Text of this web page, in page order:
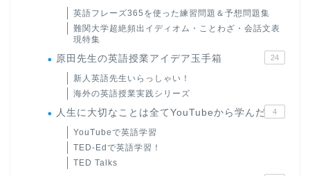
英語フレーズ365を使った練習問題＆予想問題集
難関大学超絶頻出イディオム・ことわざ・会話文表
現特集
原田先生の英語授業アイデア玉手箱 24
新人英語先生いらっしゃい！
海外の英語授業実践シリーズ
人生に大切なことは全てYouTubeから学んだ 4
YouTubeで英語学習
TED-Edで英語学習！
TED Talks